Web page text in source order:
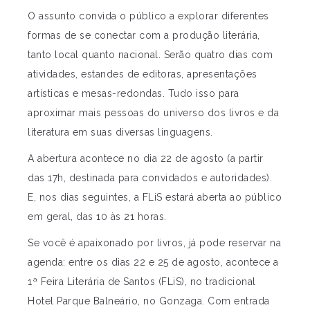
O assunto convida o público a explorar diferentes
formas de se conectar com a produção literária,
tanto local quanto nacional. Serão quatro dias com
atividades, estandes de editoras, apresentações
artísticas e mesas-redondas. Tudo isso para
aproximar mais pessoas do universo dos livros e da
literatura em suas diversas linguagens.
A abertura acontece no dia 22 de agosto (a partir
das 17h, destinada para convidados e autoridades).
E, nos dias seguintes, a FLiS estará aberta ao público
em geral, das 10 às 21 horas.
Se você é apaixonado por livros, já pode reservar na
agenda: entre os dias 22 e 25 de agosto, acontece a
1ª Feira Literária de Santos (FLiS), no tradicional
Hotel Parque Balneário, no Gonzaga. Com entrada